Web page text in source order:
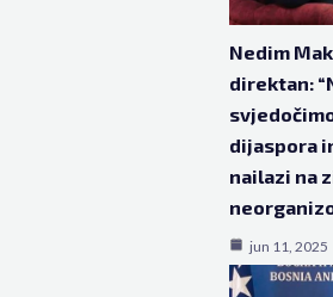
Nedim
direktan:
dijaspora
nailazi na
jun 11, 2025